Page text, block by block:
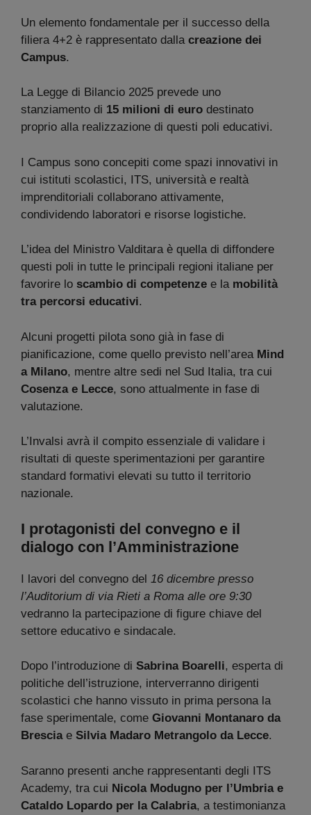
Un elemento fondamentale per il successo della
filiera 4+2 è rappresentato dalla creazione dei
Campus.
La Legge di Bilancio 2025 prevede uno
stanziamento di 15 milioni di euro destinato
proprio alla realizzazione di questi poli educativi.
I Campus sono concepiti come spazi innovativi in
cui istituti scolastici, ITS, università e realtà
imprenditoriali collaborano attivamente,
condividendo laboratori e risorse logistiche.
L’idea del Ministro Valditara è quella di diffondere
questi poli in tutte le principali regioni italiane per
favorire lo scambio di competenze e la mobilità
tra percorsi educativi.
Alcuni progetti pilota sono già in fase di
pianificazione, come quello previsto nell’area Mind
a Milano, mentre altre sedi nel Sud Italia, tra cui
Cosenza e Lecce, sono attualmente in fase di
valutazione.
L’Invalsi avrà il compito essenziale di validare i
risultati di queste sperimentazioni per garantire
standard formativi elevati su tutto il territorio
nazionale.
I protagonisti del convegno e il
dialogo con l’Amministrazione
I lavori del convegno del 16 dicembre presso
l’Auditorium di via Rieti a Roma alle ore 9:30
vedranno la partecipazione di figure chiave del
settore educativo e sindacale.
Dopo l’introduzione di Sabrina Boarelli, esperta di
politiche dell’istruzione, interverranno dirigenti
scolastici che hanno vissuto in prima persona la
fase sperimentale, come Giovanni Montanaro da
Bresciae Silvia Madaro Metrangolo da Lecce.
Saranno presenti anche rappresentanti degli ITS
Academy, tra cui Nicola Modugno per l’Umbria e
Cataldo Lopardo per la Calabria, a testimonianza